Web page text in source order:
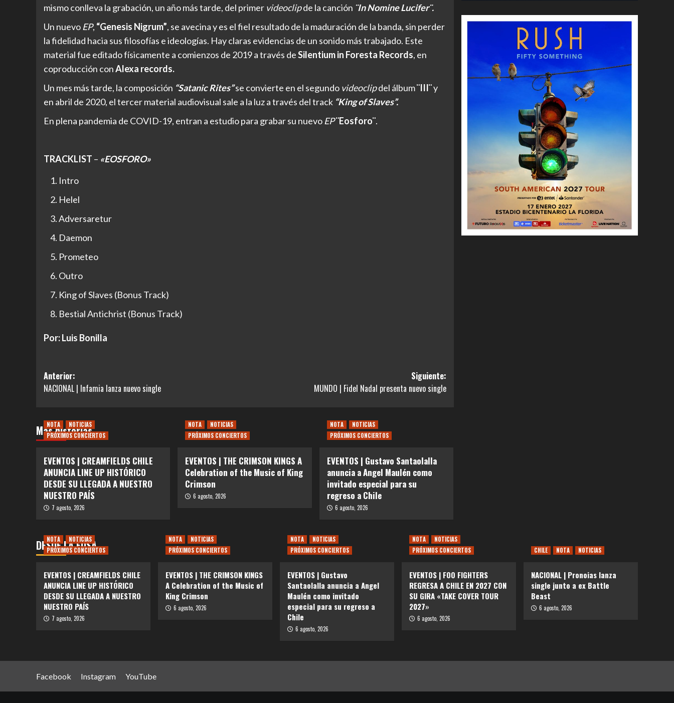
mismo conlleva la grabación, un año más tarde, del primer videoclipde la canción ¨In Nomine Lucifer¨.
Un nuevoEP, “Genesis Nigrum”, se avecina y es el fiel resultado de la maduración de la banda, sin perder
la fidelidad hacia sus filosofías e ideologías. Hay claras evidencias de un sonido más trabajado. Este
material fue editado físicamente a comienzos de 2019 a través deSilentium in Foresta Records, en
coproducción conAlexa records.
Un mes más tarde, la composición “Satanic Rites”se convierte en el segundo videoclipdel álbum¨III¨y
en abril de 2020, el tercer material audiovisual sale a la luz a través del track “King of Slaves”.
En plena pandemia de COVID-19, entran a estudio para grabar su nuevoEP¨Eosforo¨.
TRACKLIST – «EOSFORO»
Intro
Helel
Adversaretur
Daemon
Prometeo
Outro
King of Slaves (Bonus Track)
Bestial Antichrist (Bonus Track)
Por: Luis Bonilla
Navegación
de
Anterior:
NACIONAL | Infamia lanza nuevo single
Siguiente:
MUNDO | Fidel Nadal presenta nuevo single
Más historias
NOTA
NOTICIAS
PRÓXIMOS CONCIERTOS
EVENTOS | CREAMFIELDS CHILE
ANUNCIA LINE UP HISTÓRICO
DESDE SU LLEGADA A NUESTRO
NUESTRO PAÍS
7 agosto, 2026
NOTA
NOTICIAS
PRÓXIMOS CONCIERTOS
EVENTOS | THE CRIMSON KINGS A
Celebration of the Music of King
Crimson
6 agosto, 2026
NOTA
NOTICIAS
PRÓXIMOS CONCIERTOS
EVENTOS | Gustavo Santaolalla
anuncia a Angel Maulén como
invitado especial para su
regreso a Chile
6 agosto, 2026
DESDE LA FOSA
NOTA
NOTICIAS
PRÓXIMOS CONCIERTOS
EVENTOS | CREAMFIELDS CHILE
ANUNCIA LINE UP HISTÓRICO
DESDE SU LLEGADA A NUESTRO
NUESTRO PAÍS
7 agosto, 2026
NOTA
NOTICIAS
PRÓXIMOS CONCIERTOS
EVENTOS | THE CRIMSON KINGS
A Celebration of the Music of
King Crimson
6 agosto, 2026
NOTA
NOTICIAS
PRÓXIMOS CONCIERTOS
EVENTOS | Gustavo
Santaolalla anuncia a Angel
Maulén como invitado
especial para su regreso a
Chile
6 agosto, 2026
NOTA
NOTICIAS
PRÓXIMOS CONCIERTOS
EVENTOS | FOO FIGHTERS
REGRESA A CHILE EN 2027 CON
SU GIRA «TAKE COVER TOUR
2027»
6 agosto, 2026
CHILE NOTA NOTICIAS
NACIONAL | Pronoias lanza
single junto a ex Battle
Beast
6 agosto, 2026
Facebook Instagram YouTube